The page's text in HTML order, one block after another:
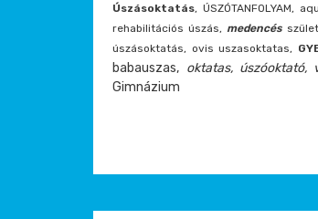
Úszásoktatás, ÚSZÓTANFOLYAM,
rehabilitációs úszás, medencés
úszásoktatás, ovis uszasoktatas,
babauszas, oktatas, úszóoktató,
Gimnázium